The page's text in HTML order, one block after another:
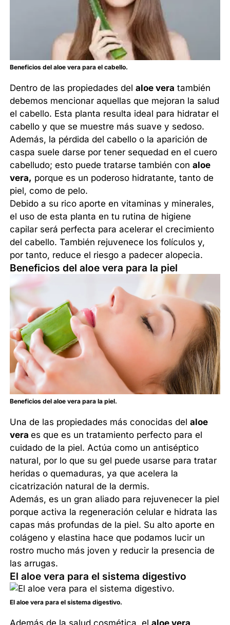
Beneficios del aloe vera para el cabello.
Dentro de las propiedades delaloe vera también
debemos mencionar aquellas que mejoran la salud
el cabello. Esta planta resulta ideal para hidratar el
cabello y que se muestre más suave y sedoso.
Además, la pérdida del cabello o la aparición de
caspa suele darse por tener sequedad en el cuero
cabelludo; esto puede tratarse también conaloe
vera, porque es un poderoso hidratante, tanto de
piel, como de pelo.
Debido a su rico aporte en vitaminas y minerales,
el uso de esta planta en tu rutina de higiene
capilar será perfecta para acelerar el crecimiento
del cabello. También rejuvenece los folículos y,
por tanto, reduce el riesgo a padecer alopecia.
Beneficios del aloe vera para la piel
Beneficios del aloe vera para la piel.
Una de las propiedades más conocidas delaloe
veraes que es un tratamiento perfecto para el
cuidado de la piel. Actúa como un antiséptico
natural, por lo que su gel puede usarse para tratar
heridas o quemaduras, ya que acelera la
cicatrización natural de la dermis.
Además, es un gran aliado para rejuvenecer la piel
porque activa la regeneración celular e hidrata las
capas más profundas de la piel. Su alto aporte en
colágeno y elastina hace que podamos lucir un
rostro mucho más joven y reducir la presencia de
las arrugas.
El aloe vera para el sistema digestivo
El aloe vera para el sistema digestivo.